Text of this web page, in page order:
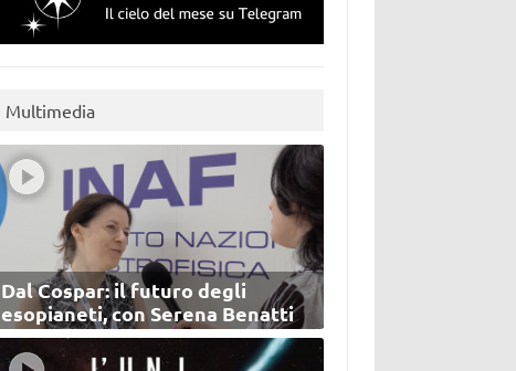
Multimedia
Dal Cospar: il futuro degli
esopianeti, con Serena Benatti